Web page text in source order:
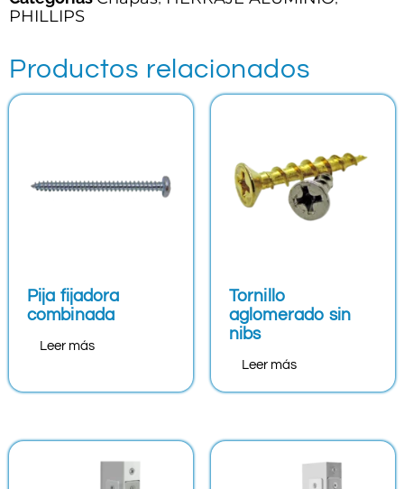
PHILLIPS
Productos relacionados
Pija fijadora
combinada
Leer más
Tornillo
aglomerado sin
nibs
Leer más